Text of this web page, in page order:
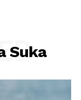
Suka